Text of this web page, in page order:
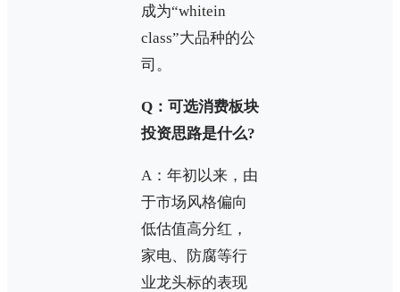
成为“whitein
class”大品种的公
司。
Q：可选消费板块
投资思路是什么?
A：年初以来，由
于市场风格偏向
低估值高分红，
家电、防腐等行
业龙头标的表现